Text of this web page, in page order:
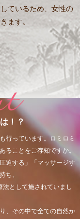
ているため、女性の
ます。
！？
行っています。ロミロミ
ることをご存知ですか。
迫する」「マッサージす
ち、
として施されていまし
、その中で全ての自然か